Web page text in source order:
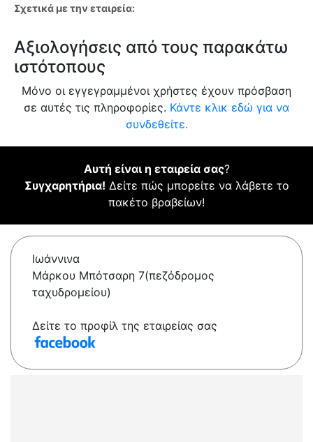
Σχετικά με την εταιρεία:
Αξιολογήσεις από τους παρακάτω
ιστότοπους
Μόνο οι εγγεγραμμένοι χρήστες έχουν πρόσβαση
σε αυτές τις πληροφορίες. Κάντε κλικ εδώ για να
συνδεθείτε.
Αυτή είναι η εταιρεία σας?
Συγχαρητήρια! Δείτε πώς μπορείτε να λάβετε το
πακέτο βραβείων!
Ιωάννινα
Μάρκου Μπότσαρη 7(πεζόδρομος
ταχυδρομείου)
Δείτε το προφίλ της εταιρείας σας